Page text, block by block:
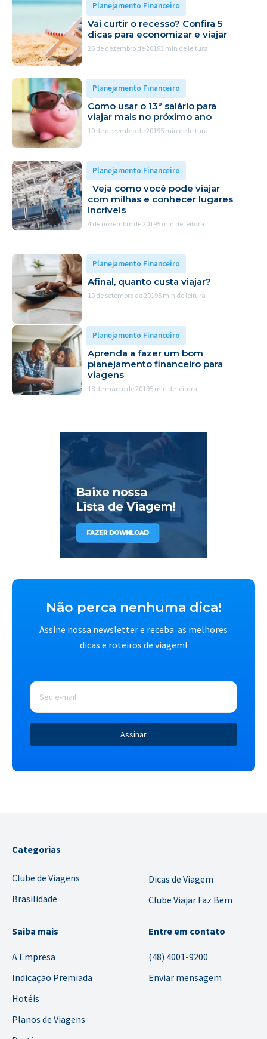
Planejamento Financeiro
Vai curtir o recesso? Confira 5
dicas para economizar e viajar
26 de dezembro de 20193 min de leitura
Planejamento Financeiro
Como usar o 13º salário para
viajar mais no próximo ano
10 de dezembro de 20195 min de leitura
Planejamento Financeiro
Veja como você pode viajar
com milhas e conhecer lugares
incríveis
4 de novembro de 20195 min de leitura
Planejamento Financeiro
Afinal, quanto custa viajar?
19 de setembro de 20195 min de leitura
Planejamento Financeiro
Aprenda a fazer um bom
planejamento financeiro para
viagens
18 de março de 20195 min de leitura
Não perca nenhuma dica!
Assine nossa newsletter e receba as melhores
dicas e roteiros de viagem!
E-
mail *
Categorias
Clube de Viagens
Brasilidade
Dicas de Viagem
Clube Viajar Faz Bem
Saiba mais
A Empresa
Indicação Premiada
Hotéis
Planos de Viagens
Entre em contato
(48) 4001-9200
Enviar mensagem